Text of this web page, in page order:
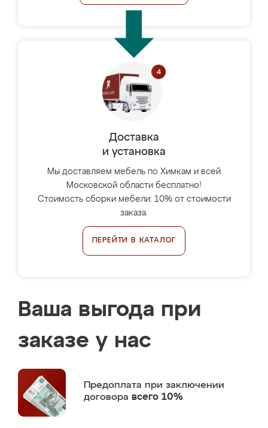
Доставка
и установка
Мы доставляем мебель по Химкам и всей
Московской области бесплатно!
Стоимость сборки мебели: 10% от стоимости
заказа.
ПЕРЕЙТИ В КАТАЛОГ
Ваша выгода при
заказе у нас
Предоплата при заключении
договора всего 10%